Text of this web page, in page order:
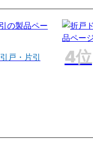
戸・片引